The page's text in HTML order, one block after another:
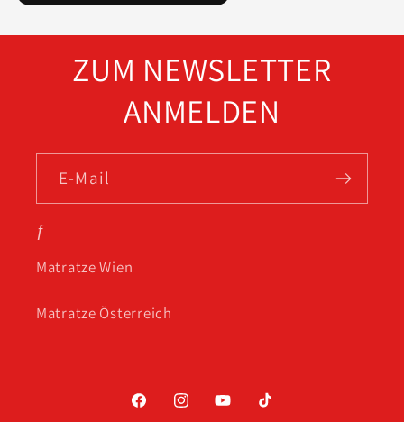
ZUM NEWSLETTER
ANMELDEN
E-Mail
ƒ
Matratze Wien
Matratze Österreich
FacebookInstagramYouTubeTikTok